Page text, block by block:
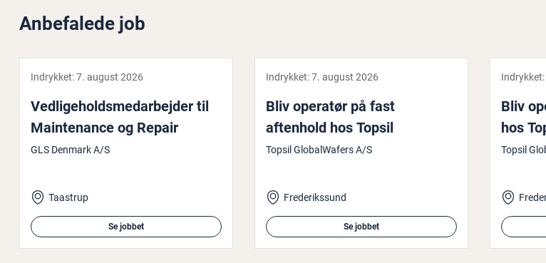
Anbefalede job
Indrykket:7. august 2026
Ved­li­ge­holds­me­d­ar­bej­der til
Main­tenan­ce og Repair
GLS Denmark A/S
Taastrup
Se jobbet
Indrykket:7. august 2026
Bliv operatør på fast
aftenhold hos Topsil
Topsil GlobalWafers A/S
Frederikssund
Se jobbet
Indrykket:
Bliv
hos
Topsil